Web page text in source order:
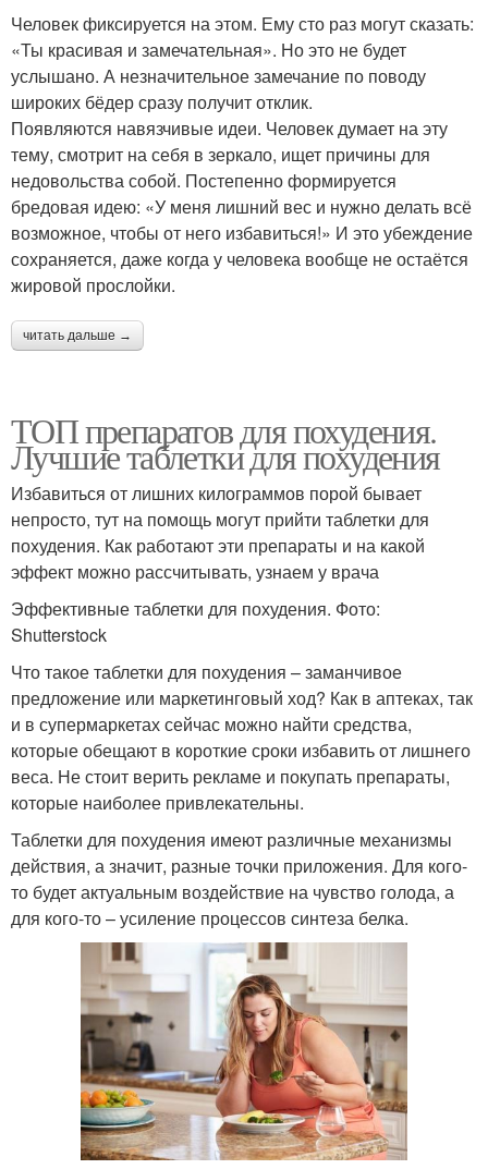
Человек фиксируется на этом. Ему сто раз могут сказать:
«Ты красивая и замечательная». Но это не будет
услышано. А незначительное замечание по поводу
широких бёдер сразу получит отклик.
Появляются навязчивые идеи. Человек думает на эту
тему, смотрит на себя в зеркало, ищет причины для
недовольства собой. Постепенно формируется
бредовая идею: «У меня лишний вес и нужно делать всё
возможное, чтобы от него избавиться!» И это убеждение
сохраняется, даже когда у человека вообще не остаётся
жировой прослойки.
читать дальше →
ТОП препаратов для похудения.
Лучшие таблетки для похудения
Избавиться от лишних килограммов порой бывает
непросто, тут на помощь могут прийти таблетки для
похудения. Как работают эти препараты и на какой
эффект можно рассчитывать, узнаем у врача
Эффективные таблетки для похудения. Фото:
Shutterstock
Что такое таблетки для похудения – заманчивое
предложение или маркетинговый ход? Как в аптеках, так
и в супермаркетах сейчас можно найти средства,
которые обещают в короткие сроки избавить от лишнего
веса. Не стоит верить рекламе и покупать препараты,
которые наиболее привлекательны.
Таблетки для похудения имеют различные механизмы
действия, а значит, разные точки приложения. Для кого-
то будет актуальным воздействие на чувство голода, а
для кого-то – усиление процессов синтеза белка.